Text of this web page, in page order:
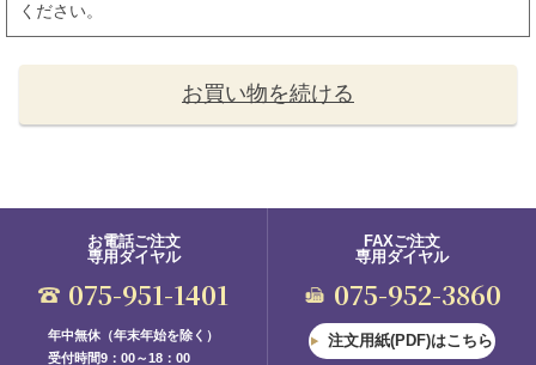
ください。
お買い物を続ける
お電話ご注文
専用ダイヤル
075-951-1401
年中無休（年末年始を除く）
受付時間9：00～18：00
FAXご注文
専用ダイヤル
075-952-3860
注文用紙(PDF)はこちら